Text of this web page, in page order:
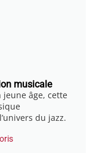
musicale
jeune âge, cette
du jazz.